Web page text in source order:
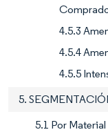
4.5.3
4.5.4
4.5.5
5.
5.1 Por Material